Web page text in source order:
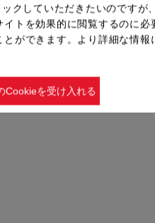
クしていただきたいのですが
トを効果的に閲覧するのに必
ができます。より詳細な情報
Cookieを受け入れる